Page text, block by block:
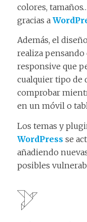
colores,
gracias a
Además, el
realiza pensando
responsive que
cualquier tipo de
comprobar
en un móvil o
Los temas y
WordPress se
añadiendo
posibles